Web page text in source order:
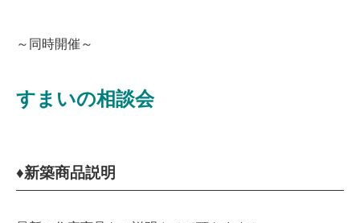
～同時開催～
すまいの相談会
♦新築商品説明